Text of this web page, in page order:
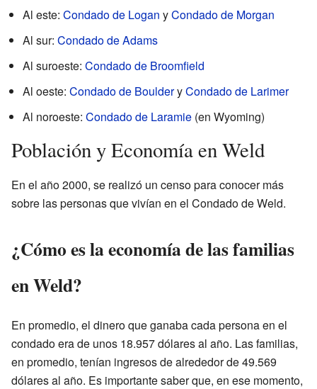
Al este: Condado de Logan yCondado de Morgan
Al sur: Condado de Adams
Al suroeste: Condado de Broomfield
Al oeste: Condado de BoulderyCondado de Larimer
Al noroeste: Condado de Laramie (en Wyoming)
Población y Economía en Weld
En el año 2000, se realizó un censo para conocer más
sobre las personas que vivían en el Condado de Weld.
¿Cómo es la economía de las familias
en Weld?
En promedio, el dinero que ganaba cada persona en el
condado era de unos 18.957 dólares al año. Las familias,
en promedio, tenían ingresos de alrededor de 49.569
dólares al año. Es importante saber que, en ese momento,